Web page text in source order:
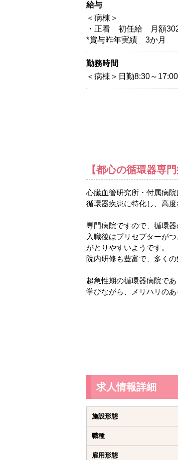
給与
＜病棟＞
・正看 初任給 月額
*賞与昨年実績 3か月
勤務時間
＜病棟＞日勤8:30～
【都心の循環器専
心臓血管研究所・付属病
循環器疾患に特化し、高
専門病院ですので、循環
入職後はプリセプターが
がとりやすいようです。
院内研修も豊富で、多く
超急性期の循環器病院で
学びながら、メリハリのあ
求人情報詳細
施設形態
職種
雇用形態